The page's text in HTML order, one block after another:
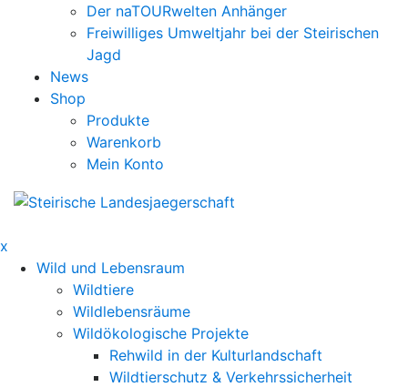
Der naTOURwelten Anhänger
Freiwilliges Umweltjahr bei der Steirischen
Jagd
News
Shop
Produkte
Warenkorb
Mein Konto
x
Wild und Lebensraum
Wildtiere
Wildlebensräume
Wildökologische Projekte
Rehwild in der Kulturlandschaft
Wildtierschutz & Verkehrssicherheit